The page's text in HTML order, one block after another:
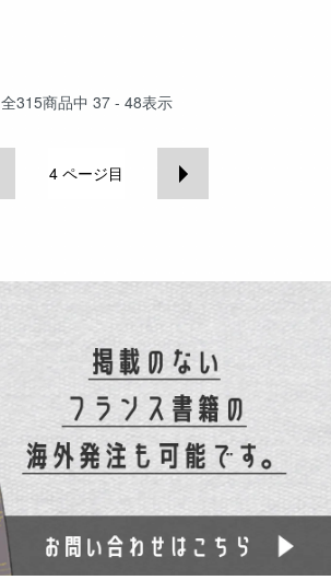
全315商品中 37 - 48表示
4 ページ目